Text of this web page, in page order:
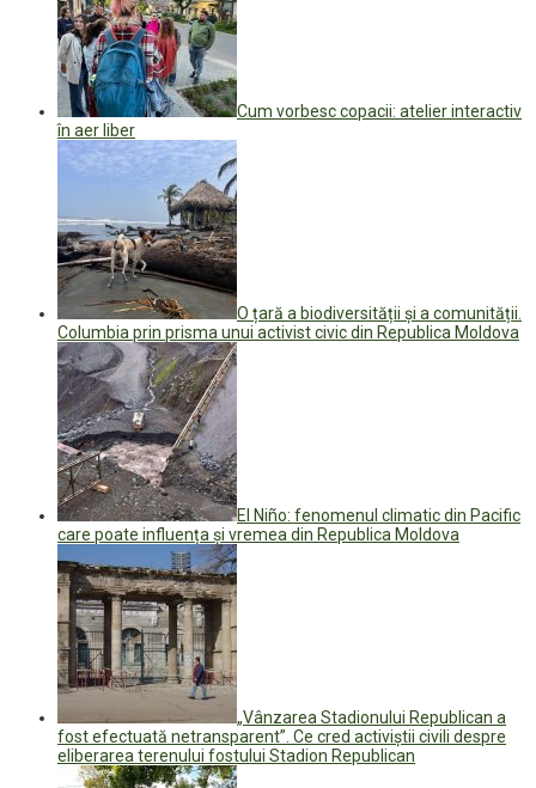
Cum vorbesc copacii: atelier interactiv
în aer liber
O țară a biodiversității și a comunității.
Columbia prin prisma unui activist civic din Republica Moldova
El Niño: fenomenul climatic din Pacific
care poate influența și vremea din Republica Moldova
„Vânzarea Stadionului Republican a
fost efectuată netransparent”. Ce cred activiștii civili despre
eliberarea terenului fostului Stadion Republican